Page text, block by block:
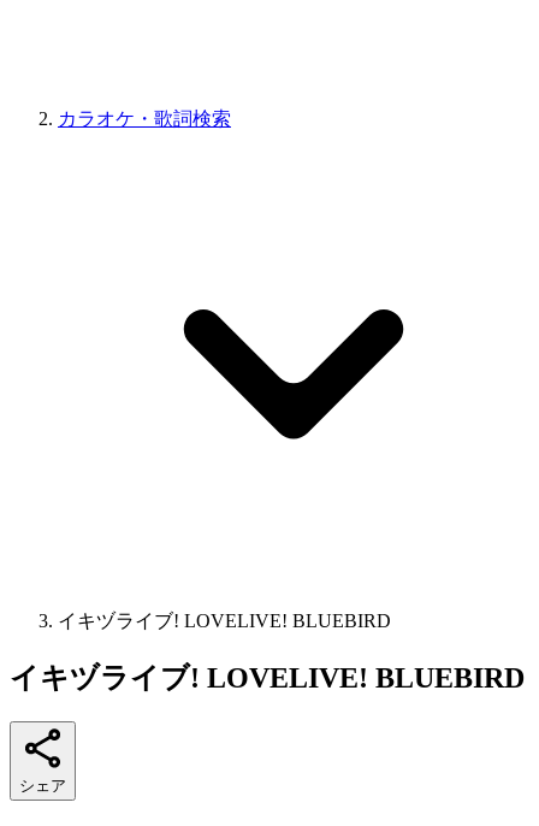
カラオケ・歌詞検索
イキヅライブ! LOVELIVE! BLUEBIRD
イキヅライブ! LOVELIVE! BLUEBIRD
シェア